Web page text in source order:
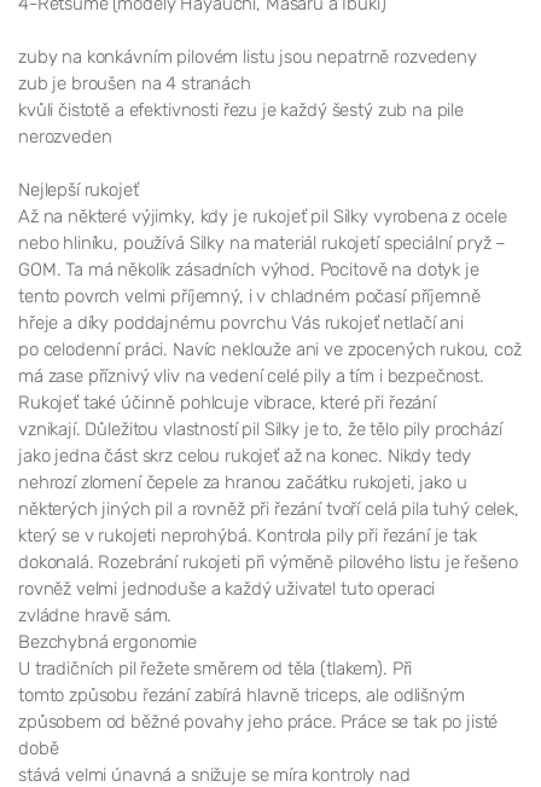
zuby na konkávním pilovém listu jsou nepatrně rozvedeny
zub je broušen na 4 stranách
kvůli čistotě a efektivnosti řezu je každý šestý zub na pile
nerozveden
Nejlepší rukojeť
Až na některé výjimky, kdy je rukojeť pil Silky vyrobena z ocele
nebo hliníku, používá Silky na materiál rukojetí speciální pryž –
GOM. Ta má několik zásadních výhod. Pocitově na dotyk je
tento povrch velmi příjemný, i v chladném počasí příjemně
hřeje a díky poddajnému povrchu Vás rukojeť netlačí ani
po celodenní práci. Navíc neklouže ani ve zpocených rukou, což
má zase příznivý vliv na vedení celé pily a tím i bezpečnost.
Rukojeť také účinně pohlcuje vibrace, které při řezání
vznikají. Důležitou vlastností pil Silky je to, že tělo pily prochází
jako jedna část skrz celou rukojeť až na konec. Nikdy tedy
nehrozí zlomení čepele za hranou začátku rukojeti, jako u
některých jiných pil a rovněž při řezání tvoří celá pila tuhý celek,
který se v rukojeti neprohýbá. Kontrola pily při řezání je tak
dokonalá. Rozebrání rukojeti při výměně pilového listu je řešeno
rovněž velmi jednoduše a každý uživatel tuto operaci
zvládne hravě sám.
Bezchybná ergonomie
U tradičních pil řežete směrem od těla (tlakem). Při
tomto způsobu řezání zabírá hlavně triceps, ale odlišným
způsobem od běžné povahy jeho práce. Práce se tak po jisté
době
stává velmi únavná a snižuje se míra kontroly nad